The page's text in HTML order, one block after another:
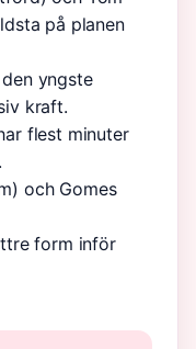
på planen
yngste
kraft.
flest minuter
och Gomes
form inför